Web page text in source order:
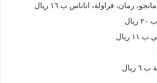
رمان، فراولة، اناناس ب ١٦ ريال
ريال